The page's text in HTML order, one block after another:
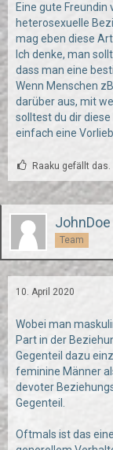
Eine gute
heterosexuelle
mag eben diese Art
Ich denke, man
dass man eine
Wenn Menschen
darüber aus, mit
solltest du dir
einfach eine
Raaku gefällt das.
JohnDoe
Team
10. April 2020
Wobei man
Part in der
Gegenteil dazu
feminine Männer
devoter
Gegenteil.
Oftmals ist das